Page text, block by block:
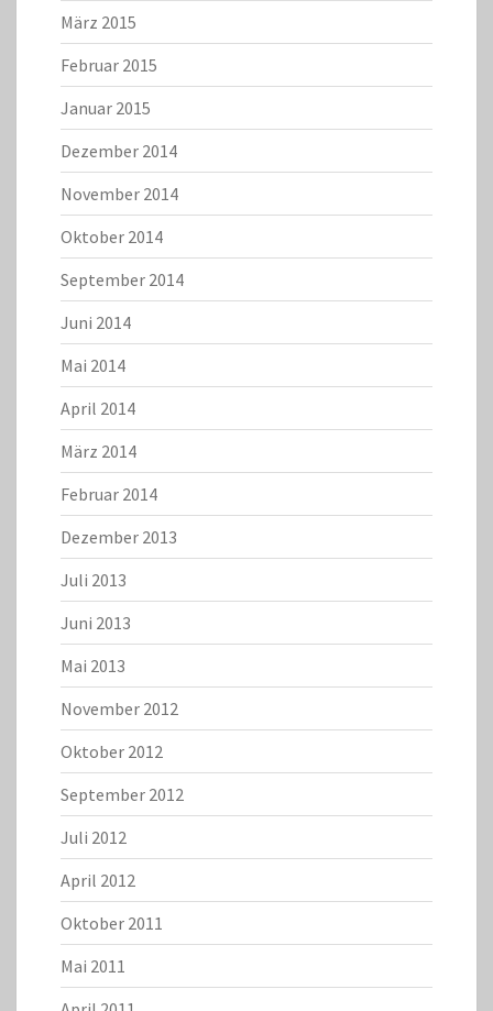
März 2015
Februar 2015
Januar 2015
Dezember 2014
November 2014
Oktober 2014
September 2014
Juni 2014
Mai 2014
April 2014
März 2014
Februar 2014
Dezember 2013
Juli 2013
Juni 2013
Mai 2013
November 2012
Oktober 2012
September 2012
Juli 2012
April 2012
Oktober 2011
Mai 2011